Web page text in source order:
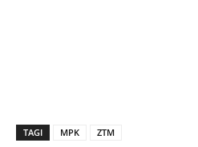
TAGI MPK ZTM